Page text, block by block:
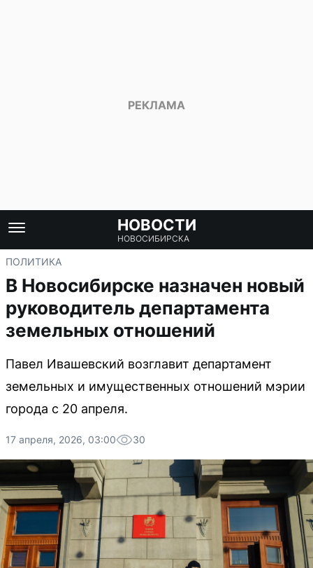
НОВОСТИ
НОВОСИБИРСКА
ПОЛИТИКА
В Новосибирске назначен новый
руководитель департамента
земельных отношений
Павел Ивашевский возглавит департамент
земельных и имущественных отношений мэрии
города с 20 апреля.
17 апреля, 2026, 03:00 30